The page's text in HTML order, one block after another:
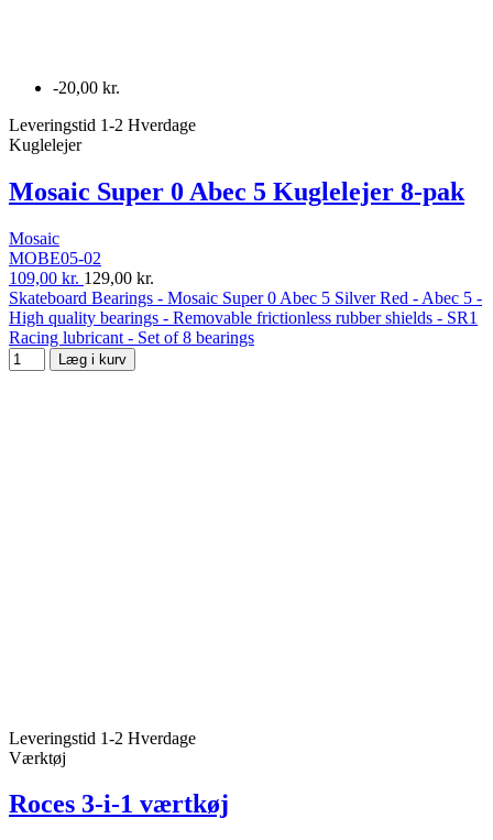
-20,00 kr.
Leveringstid 1-2 Hverdage
Kuglelejer
Mosaic Super 0 Abec 5 Kuglelejer 8-pak
Mosaic
MOBE05-02
109,00 kr. 129,00 kr.
Skateboard Bearings - Mosaic Super 0 Abec 5 Silver Red - Abec 5 -
High quality bearings - Removable frictionless rubber shields - SR1
Racing lubricant - Set of 8 bearings
Læg i kurv
Leveringstid 1-2 Hverdage
Værktøj
Roces 3-i-1 værtkøj